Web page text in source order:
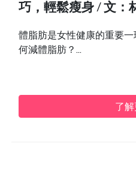
巧，輕鬆瘦身 / 文：
體脂肪是女性健康的重要
何減體脂肪？...
了